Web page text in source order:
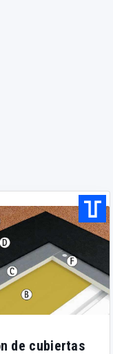
de cubiertas